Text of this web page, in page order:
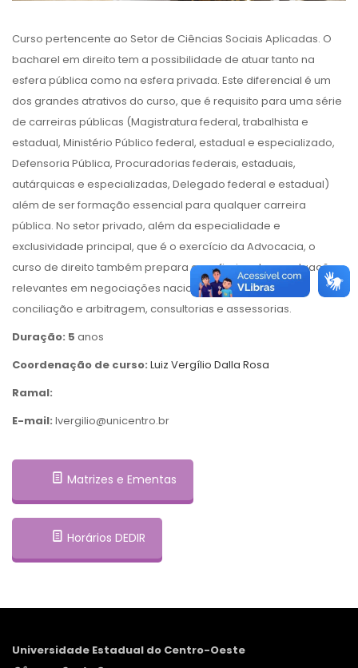
Curso pertencente ao Setor de Ciências Sociais Aplicadas. O
bacharel em direito tem a possibilidade de atuar tanto na
esfera pública como na esfera privada. Este diferencial é um
dos grandes atrativos do curso, que é requisito para uma série
de carreiras públicas (Magistratura federal, trabalhista e
estadual, Ministério Público federal, estadual e especializado,
Defensoria Pública, Procuradorias federais, estaduais,
autárquicas e especializadas, Delegado federal e estadual)
além de ser formação essencial para qualquer carreira
pública. No setor privado, além da especialidade e
exclusividade principal, que é o exercício da Advocacia, o
curso de direito também prepara o profissional para atuações
relevantes em negociações nacionais e internacionais,
conciliação e arbitragem, consultorias e assessorias.
Duração: 5 anos
Coordenação de curso: Luiz Vergílio Dalla Rosa
Ramal:
E-mail: lvergilio@unicentro.br
Matrizes e Ementas
Horários DEDIR
Universidade Estadual do Centro-Oeste